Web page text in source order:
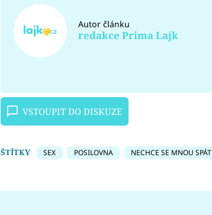
Autor článku
redakce Prima Lajk
VSTOUPIT DO DISKUZE
ŠTÍTKY SEX POSILOVNA NECHCE SE MNOU SPÁT